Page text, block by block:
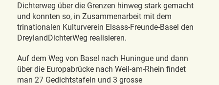
Dichterweg über die Grenzen hinweg stark gemacht
und konnten so, in Zusammenarbeit mit dem
trinationalen Kulturverein Elsass-Freunde-Basel den
DreylandDichterWeg realisieren.
Auf dem Weg von Basel nach Huningue und dann
über die Europabrücke nach Weil-am-Rhein findet
man 27 Gedichtstafeln und 3 grosse